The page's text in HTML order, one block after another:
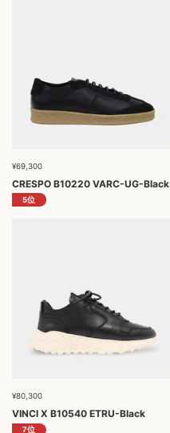
¥69,300
CRESPO B10220 VARC-UG-Black
¥80,300
VINCI X B10540 ETRU-Black